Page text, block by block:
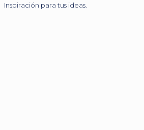
Inspiración para tus ideas.